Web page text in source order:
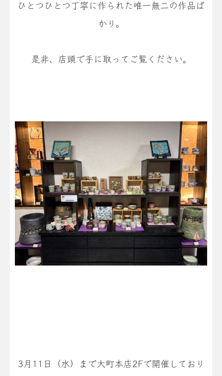
ひとつひとつ丁寧に作られた唯一無二の作品ば
かり。
是非、店頭で手に取ってご覧ください。
3月11日（水）まで大町本店2Fで開催しており